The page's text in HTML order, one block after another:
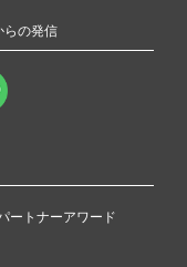
らの発信
ートナーアワード